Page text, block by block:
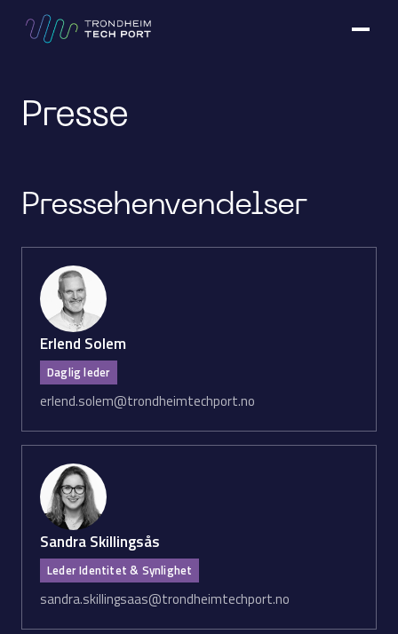
Presse
Presse­henvendelser
Erlend Solem
Daglig leder
erlend.solem@trondheimtechport.no
Sandra Skillingsås
Leder Identitet & Synlighet
sandra.skillingsaas@trondheimtechport.no